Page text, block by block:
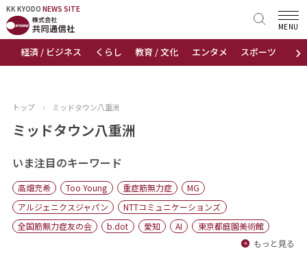
KK KYODO NEWS SITE
›
経済 / ビジネス くらし 教育 / 文化 エンタメ スポーツ 地域
MENU
KK KYODONEWS SITE
トップページ
ニュース
おすすめコンテンツ
出版物
会社概要
トップ › ミッドタウン八重洲
ミッドタウン八重洲
いま注目のキーワード
高畑充希 Too Young 重症筋無力症
MG
アルジェニクスジャパン
NTTコミュニケーションズ
全国筋無力症友の会
b.dot 愛知 AI
東京都庭園美術館
もっと見る